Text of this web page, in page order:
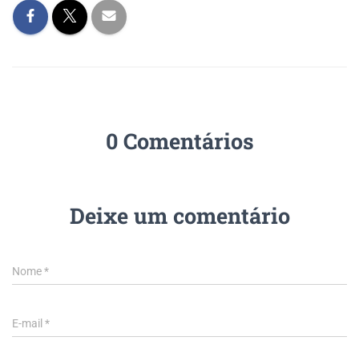
0 Comentários
Deixe um comentário
Nome*
E-mail *